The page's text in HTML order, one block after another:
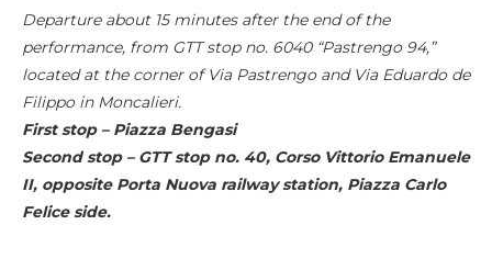
Departure about 15 minutes after the end of the
performance, from GTT stop no. 6040 “Pastrengo 94,”
located at the corner of Via Pastrengo and Via Eduardo de
Filippo in Moncalieri.
First stop – Piazza Bengasi
Second stop – GTT stop no. 40, Corso Vittorio Emanuele
II, opposite Porta Nuova railway station, Piazza Carlo
Felice side.